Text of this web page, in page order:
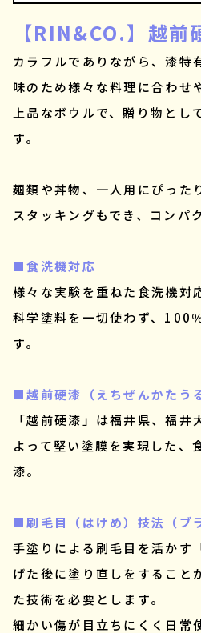
【RIN&CO.】越前
カラフルでありながら、漆特
味のため様々な料理に合わせ
上品なボウルで、贈り物とし
す。
麺類や丼物、一人用にぴった
スタッキングもでき、コンパ
■食洗機対応
様々な実験を重ねた食洗機対
科学塗料を一切使わず、100
す。
■越前硬漆（えちぜんかたう
「越前硬漆」は福井県、福
よって堅い塗膜を実現した、
漆。
■刷毛目（はけめ）技法（ブ
手塗りによる刷毛目を活かす
げた後に塗り直しをすること
た技術を必要とします。
細かい傷が目立ちにくく日常